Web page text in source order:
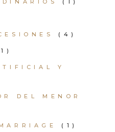
(1)
(4)
Y
DEL MENOR
(1)